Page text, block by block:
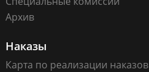
Архив
Наказы
Карта по реализации наказов